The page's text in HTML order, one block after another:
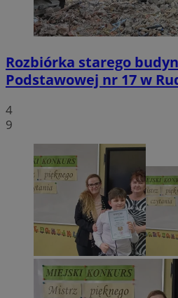
Rozbiórka starego
Podstawowej nr 17 w
4
9